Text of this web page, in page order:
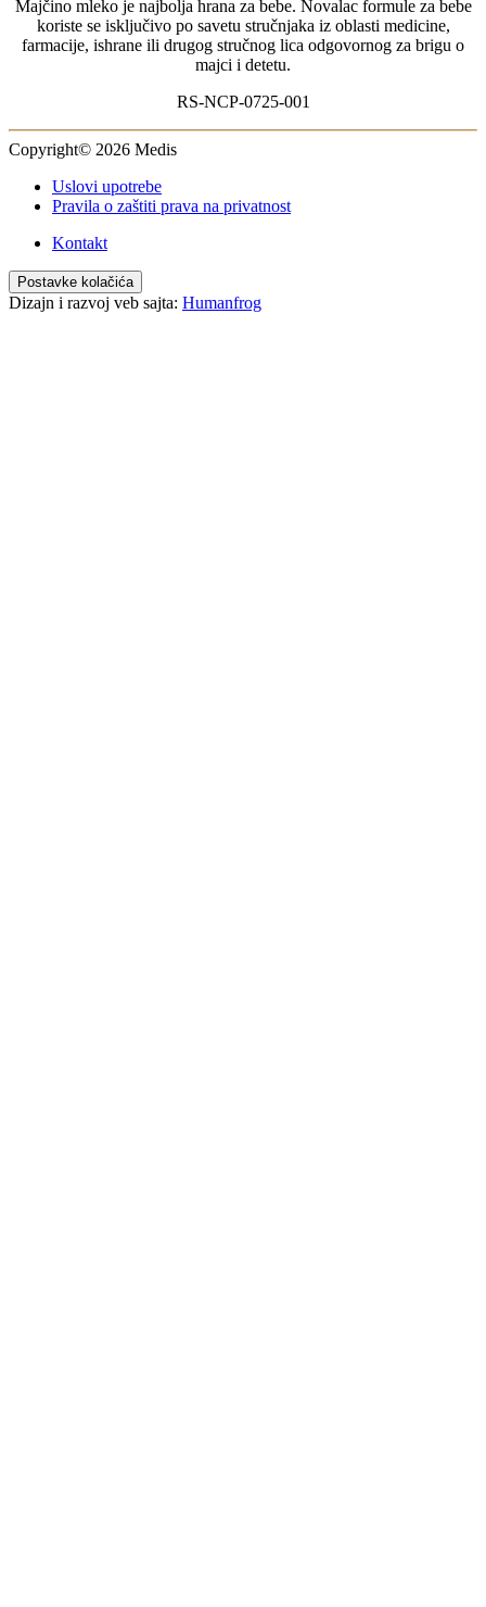
Za odojčad sa probavnim tegobama
Za dojenčad s alergijama
Majčino mleko je najbolja hrana za bebe. Novalac formule za bebe
koriste se isključivo po savetu stručnjaka iz oblasti medicine,
farmacije, ishrane ili drugog stručnog lica odgovornog za brigu o
majci i detetu.
RS-NCP-0725-001
Copyright© 2026 Medis
Uslovi upotrebe
Pravila o zaštiti prava na privatnost
Kontakt
Postavke kolačića
Dizajn i razvoj veb sajta: Humanfrog